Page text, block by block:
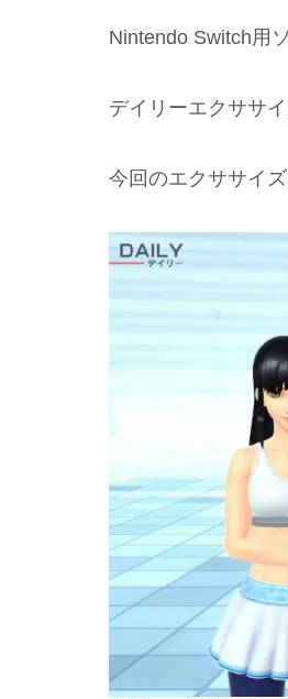
Nintendo Switch用
デイリーエクササ
今回のエクササイ